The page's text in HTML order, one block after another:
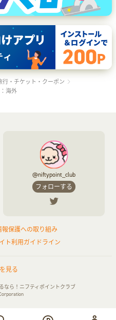
行・チケット・クーポン
海外
@niftypoint_club
フォローする
報保護への取り組み
ト利用ガイドライン
見る
なら！ニフティポイントクラブ